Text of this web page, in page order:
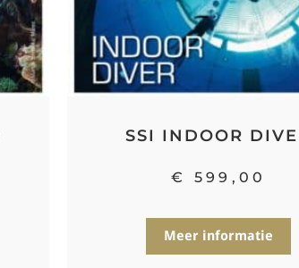
SSI INDOOR
€ 599,00
Meer informatie